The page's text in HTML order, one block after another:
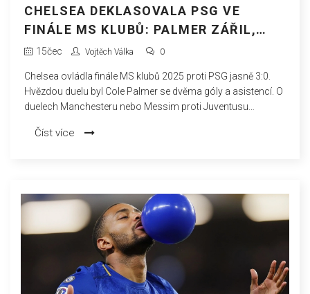
CHELSEA DEKLASOVALA PSG VE
FINÁLE MS KLUBŮ: PALMER ZÁŘIL,
MESSI A VÁCLÍK TENTOKRÁT MIMO
15čec Vojtěch Válka 0
Chelsea ovládla finále MS klubů 2025 proti PSG jasně 3:0.
Hvězdou duelu byl Cole Palmer se dvěma góly a asistencí. O
duelech Manchesteru nebo Messim proti Juventusu
Číst více